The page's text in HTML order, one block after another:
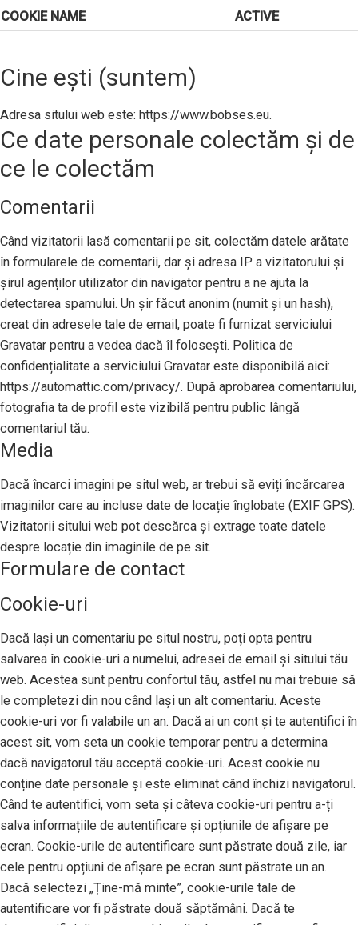
COOKIE NAME
ACTIVE
Cine ești (suntem)
Adresa sitului web este: https://www.bobses.eu.
Ce date personale colectăm și de
ce le colectăm
Comentarii
Când vizitatorii lasă comentarii pe sit, colectăm datele arătate
în formularele de comentarii, dar și adresa IP a vizitatorului și
șirul agenților utilizator din navigator pentru a ne ajuta la
detectarea spamului. Un șir făcut anonim (numit și un hash),
creat din adresele tale de email, poate fi furnizat serviciului
Gravatar pentru a vedea dacă îl folosești. Politica de
confidențialitate a serviciului Gravatar este disponibilă aici:
https://automattic.com/privacy/. După aprobarea comentariului,
fotografia ta de profil este vizibilă pentru public lângă
comentariul tău.
Media
Dacă încarci imagini pe situl web, ar trebui să eviți încărcarea
imaginilor care au incluse date de locație înglobate (EXIF GPS).
Vizitatorii sitului web pot descărca și extrage toate datele
despre locație din imaginile de pe sit.
Formulare de contact
Cookie-uri
Dacă lași un comentariu pe situl nostru, poți opta pentru
salvarea în cookie-uri a numelui, adresei de email și sitului tău
web. Acestea sunt pentru confortul tău, astfel nu mai trebuie să
le completezi din nou când lași un alt comentariu. Aceste
cookie-uri vor fi valabile un an. Dacă ai un cont și te autentifici în
acest sit, vom seta un cookie temporar pentru a determina
dacă navigatorul tău acceptă cookie-uri. Acest cookie nu
conține date personale și este eliminat când închizi navigatorul.
Când te autentifici, vom seta și câteva cookie-uri pentru a-ți
salva informațiile de autentificare și opțiunile de afișare pe
ecran. Cookie-urile de autentificare sunt păstrate două zile, iar
cele pentru opțiuni de afișare pe ecran sunt păstrate un an.
Dacă selectezi „Ține-mă minte”, cookie-urile tale de
autentificare vor fi păstrate două săptămâni. Dacă te